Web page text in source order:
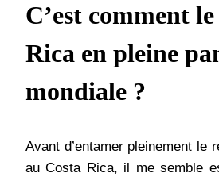
C’est comment
Rica en pleine
mondiale ?
Avant d’entamer pleinement le
au Costa Rica, il me semble